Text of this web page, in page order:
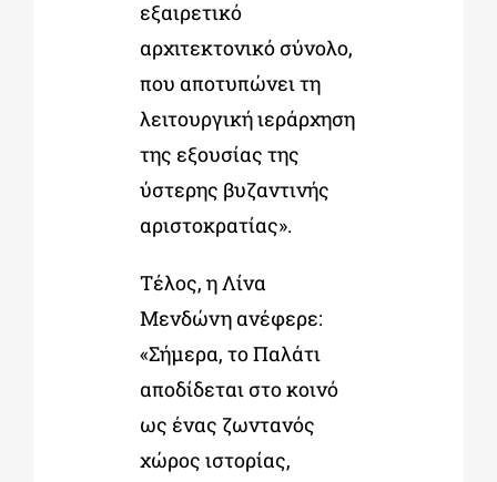
εξαιρετικό
αρχιτεκτονικό σύνολο,
που αποτυπώνει τη
λειτουργική ιεράρχηση
της εξουσίας της
ύστερης βυζαντινής
αριστοκρατίας».
Τέλος, η Λίνα
Μενδώνη ανέφερε:
«Σήμερα, το Παλάτι
αποδίδεται στο κοινό
ως ένας ζωντανός
χώρος ιστορίας,